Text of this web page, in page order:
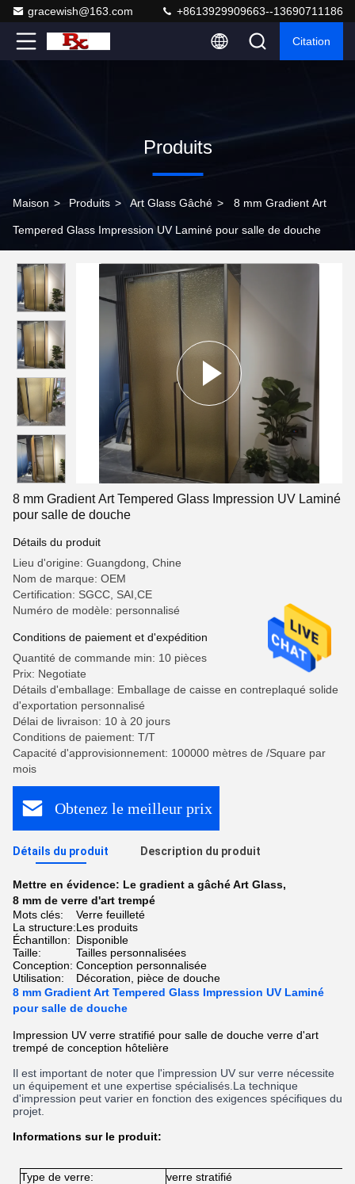
gracewish@163.com +8613929909663--13690711186
Citation
Produits
Maison > Produits > Art Glass Gâché > 8 mm Gradient Art
Tempered Glass Impression UV Laminé pour salle de douche
8 mm Gradient Art Tempered Glass Impression UV Laminé
pour salle de douche
Détails du produit
Lieu d'origine: Guangdong, Chine
Nom de marque: OEM
Certification: SGCC, SAI,CE
Numéro de modèle: personnalisé
Conditions de paiement et d'expédition
Quantité de commande min: 10 pièces
Prix: Negotiate
Détails d'emballage: Emballage de caisse en contreplaqué solide
d'exportation personnalisé
Délai de livraison: 10 à 20 jours
Conditions de paiement: T/T
Capacité d'approvisionnement: 100000 mètres de /Square par
mois
Obtenez le meilleur prix
Détails du produit Description du produit
Mettre en évidence: Le gradient a gâché Art Glass,
8 mm de verre d'art trempé
Mots clés:
Verre feuilleté
La structure:Les produits
Échantillon: Disponible
Taille:
Tailles personnalisées
Conception: Conception personnalisée
Utilisation:
Décoration, pièce de douche
8 mm Gradient Art Tempered Glass Impression UV Laminé
pour salle de douche
Impression UV verre stratifié pour salle de douche verre d'art
trempé de conception hôtelière
Il est important de noter que l'impression UV sur verre nécessite
un équipement et une expertise spécialisés.La technique
d'impression peut varier en fonction des exigences spécifiques du
projet.
Informations sur le produit:
Type de verre:
verre stratifié